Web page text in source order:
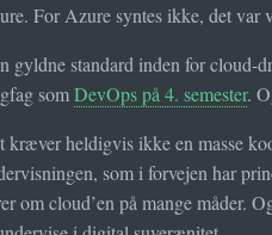
For Azure syntes ikke, det
gyldne standard inden for cloud-
somDevOps på 4. semester.
kræver heldigvis ikke en masse
som i forvejen har
om cloud’en på mange måder.